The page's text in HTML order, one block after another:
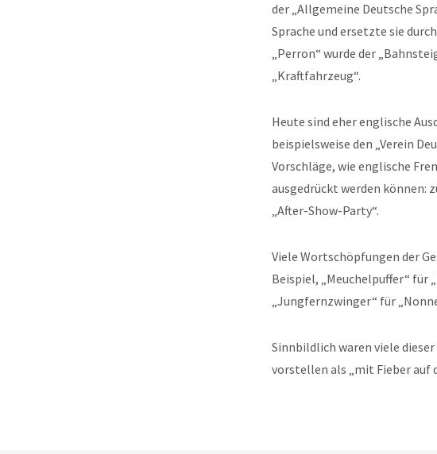
der „Allgemeine Deutsche
Sprache und ersetzte sie
„Perron“ wurde der
„Kraftfahrzeug“.
Heute sind eher englische
beispielsweise den „Verein
Vorschläge, wie englische
ausgedrückt werden können:
„After-Show-Party“.
Viele Wortschöpfungen der
Beispiel, „Meuchelpuffer“ für
„Jungfernzwinger“ für
Sinnbildlich waren viele
vorstellen als „mit Fieber auf